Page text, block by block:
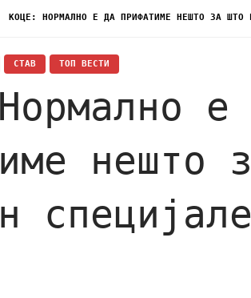
КОЦЕ: НОРМАЛНО Е ДА ПРИФАТИМЕ НЕШТО ЗА ШТО
СТАВ ТОП ВЕСТИ
е
нешто